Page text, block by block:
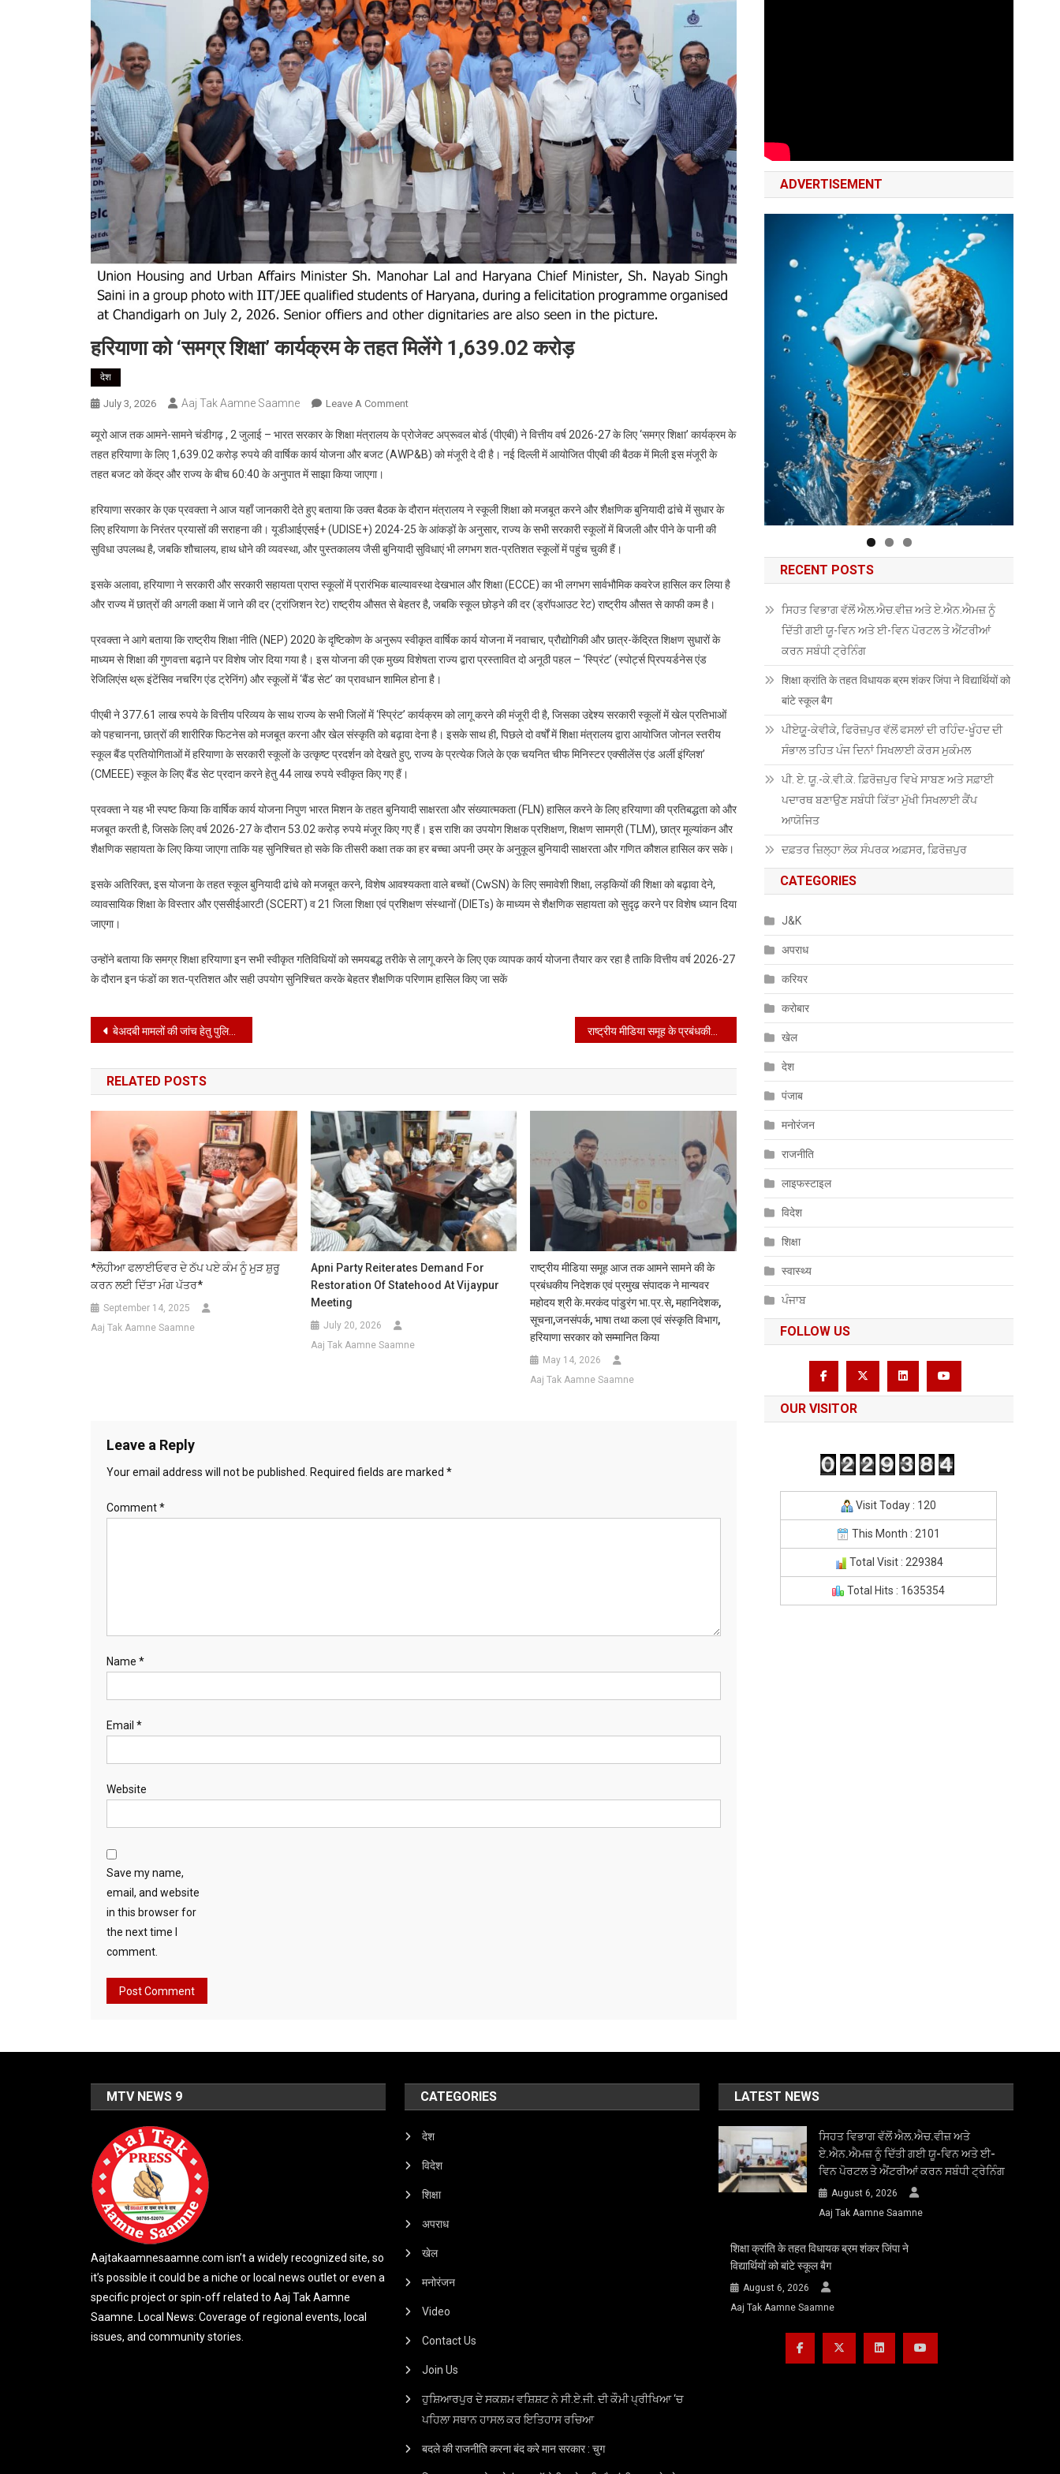
हरियाणा को ‘समग्र शिक्षा’ कार्यक्रम के तहत मिलेंगे 1,639.02 करोड़
देश
July 3, 2026 Aaj Tak Aamne Saamne Leave A CommentOn
को
‘समग्र
के
तहत
मिलेंगे
करोड़
ब्यूरो आज तक आमने-सामने चंडीगढ़ , 2 जुलाई – भारत सरकार के शिक्षा मंत्रालय के प्रोजेक्ट अप्रूवल बोर्ड (पीएबी) ने वित्तीय वर्ष 2026-27 के लिए ‘समग्र शिक्षा’ कार्यक्रम के
तहत हरियाणा के लिए 1,639.02 करोड़ रुपये की वार्षिक कार्य योजना और बजट (AWP&B) को मंजूरी दे दी है। नई दिल्ली में आयोजित पीएबी की बैठक में मिली इस मंजूरी के
तहत बजट को केंद्र और राज्य के बीच 60:40 के अनुपात में साझा किया जाएगा।
हरियाणा सरकार के एक प्रवक्ता ने आज यहाँ जानकारी देते हुए बताया कि उक्त बैठक के दौरान मंत्रालय ने स्कूली शिक्षा को मजबूत करने और शैक्षणिक बुनियादी ढांचे में सुधार के
लिए हरियाणा के निरंतर प्रयासों की सराहना की। यूडीआईएसई+ (UDISE+) 2024-25 के आंकड़ों के अनुसार, राज्य के सभी सरकारी स्कूलों में बिजली और पीने के पानी की
सुविधा उपलब्ध है, जबकि शौचालय, हाथ धोने की व्यवस्था, और पुस्तकालय जैसी बुनियादी सुविधाएं भी लगभग शत-प्रतिशत स्कूलों में पहुंच चुकी हैं।
इसके अलावा, हरियाणा ने सरकारी और सरकारी सहायता प्राप्त स्कूलों में प्रारंभिक बाल्यावस्था देखभाल और शिक्षा (ECCE) का भी लगभग सार्वभौमिक कवरेज हासिल कर लिया है
और राज्य में छात्रों की अगली कक्षा में जाने की दर (ट्रांजिशन रेट) राष्ट्रीय औसत से बेहतर है, जबकि स्कूल छोड़ने की दर (ड्रॉपआउट रेट) राष्ट्रीय औसत से काफी कम है।
प्रवक्ता ने आगे बताया कि राष्ट्रीय शिक्षा नीति (NEP) 2020 के दृष्टिकोण के अनुरूप स्वीकृत वार्षिक कार्य योजना में नवाचार, प्रौद्योगिकी और छात्र-केंद्रित शिक्षण सुधारों के
माध्यम से शिक्षा की गुणवत्ता बढ़ाने पर विशेष जोर दिया गया है। इस योजना की एक मुख्य विशेषता राज्य द्वारा प्रस्तावित दो अनूठी पहल – ‘स्प्रिंट’ (स्पोर्ट्स प्रिपयर्डनेस एंड
रेजिलिएंस थ्रू इंटेंसिव नचरिंग एंड ट्रेनिंग) और स्कूलों में ‘बैंड सेट’ का प्रावधान शामिल होना है।
पीएबी ने 377.61 लाख रुपये के वित्तीय परिव्यय के साथ राज्य के सभी जिलों में ‘स्प्रिंट’ कार्यक्रम को लागू करने की मंजूरी दी है, जिसका उद्देश्य सरकारी स्कूलों में खेल प्रतिभाओं
को पहचानना, छात्रों की शारीरिक फिटनेस को मजबूत करना और खेल संस्कृति को बढ़ावा देना है। इसके साथ ही, पिछले दो वर्षों में शिक्षा मंत्रालय द्वारा आयोजित जोनल स्तरीय
स्कूल बैंड प्रतियोगिताओं में हरियाणा के सरकारी स्कूलों के उत्कृष्ट प्रदर्शन को देखते हुए, राज्य के प्रत्येक जिले के एक चयनित चीफ मिनिस्टर एक्सीलेंस एंड अर्ली इंग्लिश’
(CMEEE) स्कूल के लिए बैंड सेट प्रदान करने हेतु 44 लाख रुपये स्वीकृत किए गए हैं।
प्रवक्ता ने यह भी स्पष्ट किया कि वार्षिक कार्य योजना निपुण भारत मिशन के तहत बुनियादी साक्षरता और संख्यात्मकता (FLN) हासिल करने के लिए हरियाणा की प्रतिबद्धता को और
मजबूत करती है, जिसके लिए वर्ष 2026-27 के दौरान 53.02 करोड़ रुपये मंजूर किए गए हैं। इस राशि का उपयोग शिक्षक प्रशिक्षण, शिक्षण सामग्री (TLM), छात्र मूल्यांकन और
शैक्षणिक सहायता के लिए किया जाएगा ताकि यह सुनिश्चित हो सके कि तीसरी कक्षा तक का हर बच्चा अपनी उम्र के अनुकूल बुनियादी साक्षरता और गणित कौशल हासिल कर सके।
इसके अतिरिक्त, इस योजना के तहत स्कूल बुनियादी ढांचे को मजबूत करने, विशेष आवश्यकता वाले बच्चों (CwSN) के लिए समावेशी शिक्षा, लड़कियों की शिक्षा को बढ़ावा देने,
व्यावसायिक शिक्षा के विस्तार और एससीईआरटी (SCERT) व 21 जिला शिक्षा एवं प्रशिक्षण संस्थानों (DIETs) के माध्यम से शैक्षणिक सहायता को सुदृढ़ करने पर विशेष ध्यान दिया
जाएगा।
उन्होंने बताया कि समग्र शिक्षा हरियाणा इन सभी स्वीकृत गतिविधियों को समयबद्ध तरीके से लागू करने के लिए एक व्यापक कार्य योजना तैयार कर रहा है ताकि वित्तीय वर्ष 2026-27
के दौरान इन फंडों का शत-प्रतिशत और सही उपयोग सुनिश्चित करके बेहतर शैक्षणिक परिणाम हासिल किए जा सकें
Post
navigation
बेअदबी मामलों की जांच हेतु पुलिस की ओर से सम्मानजनक धार्मिक शब्दों का होगा उपयोग राष्ट्रीय मीडिया समूह के प्रबंधकीय सदस्यों की ओर से पंजाब ब्यूरो ऑफ इन्वेस्टिगेशन के डायरेक्टर मान्यवर महोदय एल के यादव से : विशेष मुलाकात
RELATED POSTS
*ਲੋਹੀਆ ਫਲਾਈਓਵਰ ਦੇ ਠੱਪ ਪਏ ਕੰਮ ਨੂੰ ਮੁੜ ਸ਼ੁਰੂ
ਕਰਨ ਲਈ ਦਿੱਤਾ ਮੰਗ ਪੱਤਰ*
September 14, 2025
Aaj Tak Aamne Saamne
Apni Party Reiterates Demand For
Restoration Of Statehood At Vijaypur
Meeting
July 20, 2026
Aaj Tak Aamne Saamne
राष्ट्रीय मीडिया समूह आज तक आमने सामने की के
प्रबंधकीय निदेशक एवं प्रमुख संपादक ने मान्यवर
महोदय श्री के.मरकंद पांडुरंग भा.प्र.से, महानिदेशक,
सूचना,जनसंपर्क, भाषा तथा कला एवं संस्कृति विभाग,
हरियाणा सरकार को सम्मानित किया
May 14, 2026
Aaj Tak Aamne Saamne
Leave a Reply
Your email address will not be published. Required fields are marked *
Comment*
Name *
Email *
Website
Save my name,
email, and website
in this browser for
the next time I
comment.
ADVERTISEMENT
RECENT POSTS
ਸਿਹਤ ਵਿਭਾਗ ਵੱਲੋਂ ਐਲ.ਐਚ.ਵੀਜ਼ ਅਤੇ ਏ.ਐਨ.ਐਮਜ਼ ਨੂੰ
ਦਿੱਤੀ ਗਈ ਯੂ-ਵਿਨ ਅਤੇ ਈ-ਵਿਨ ਪੋਰਟਲ ਤੇ ਐਂਟਰੀਆਂ
ਕਰਨ ਸਬੰਧੀ ਟ੍ਰੇਨਿੰਗ
शिक्षा क्रांति के तहत विधायक ब्रम शंकर जिंपा ने विद्यार्थियों को
बांटे स्कूल बैग
ਪੀਏਯੂੑ-ਕੇਵੀਕੇ, ਫਿਰੋਜ਼ਪੁਰ ਵੱਲੋਂ ਫਸਲਾਂ ਦੀ ਰਹਿੰਦ-ਖੂੰਹਦ ਦੀ
ਸੰਭਾਲ ਤਹਿਤ ਪੰਜ ਦਿਨਾਂ ਸਿਖਲਾਈ ਕੋਰਸ ਮੁਕੰਮਲ
ਪੀ. ਏ. ਯੂ.-ਕੇ.ਵੀ.ਕੇ. ਫ਼ਿਰੋਜ਼ਪੁਰ ਵਿਖੇ ਸਾਬਣ ਅਤੇ ਸਫ਼ਾਈ
ਪਦਾਰਥ ਬਣਾਉਣ ਸਬੰਧੀ ਕਿੱਤਾ ਮੁੱਖੀ ਸਿਖਲਾਈ ਕੈਂਪ
ਆਯੋਜਿਤ
ਦਫ਼ਤਰ ਜ਼ਿਲ੍ਹਾ ਲੋਕ ਸੰਪਰਕ ਅਫ਼ਸਰ, ਫ਼ਿਰੋਜ਼ਪੁਰ
CATEGORIES
J&K
अपराध
करियर
करोबार
खेल
देश
पंजाब
मनोरंजन
राजनीति
लाइफस्टाइल
विदेश
शिक्षा
स्वास्थ्य
ਪੰਜਾਬ
FOLLOW US
OUR VISITOR
Visit Today : 120
This Month : 2101
Total Visit : 229384
Total Hits : 1635354
MTV NEWS 9
Aajtakaamnesaamne.com isn’t a widely recognized site, so
it’s possible it could be a niche or local news outlet or even a
specific project or spin-off related to Aaj Tak Aamne
Saamne. Local News: Coverage of regional events, local
issues, and community stories.
CATEGORIES
देश
विदेश
शिक्षा
अपराध
खेल
मनोरंजन
Video
Contact Us
Join Us
ਹੁਸ਼ਿਆਰਪੁਰ ਦੇ ਸਕਸ਼ਮ ਵਸ਼ਿਸ਼ਟ ਨੇ ਸੀ.ਏ.ਜੀ. ਦੀ ਕੌਮੀ ਪ੍ਰੀਖਿਆ ‘ਚ
ਪਹਿਲਾ ਸਥਾਨ ਹਾਸਲ ਕਰ ਇਤਿਹਾਸ ਰਚਿਆ
बदले की राजनीति करना बंद करे मान सरकार : चुग
LATEST NEWS
ਸਿਹਤ ਵਿਭਾਗ ਵੱਲੋਂ ਐਲ.ਐਚ.ਵੀਜ਼ ਅਤੇ
ਏ.ਐਨ.ਐਮਜ਼ ਨੂੰ ਦਿੱਤੀ ਗਈ ਯੂ-ਵਿਨ ਅਤੇ ਈ-
ਵਿਨ ਪੋਰਟਲ ਤੇ ਐਂਟਰੀਆਂ ਕਰਨ ਸਬੰਧੀ ਟ੍ਰੇਨਿੰਗ
August 6, 2026
Aaj Tak Aamne Saamne
शिक्षा क्रांति के तहत विधायक ब्रम शंकर जिंपा ने
विद्यार्थियों को बांटे स्कूल बैग
August 6, 2026
Aaj Tak Aamne Saamne